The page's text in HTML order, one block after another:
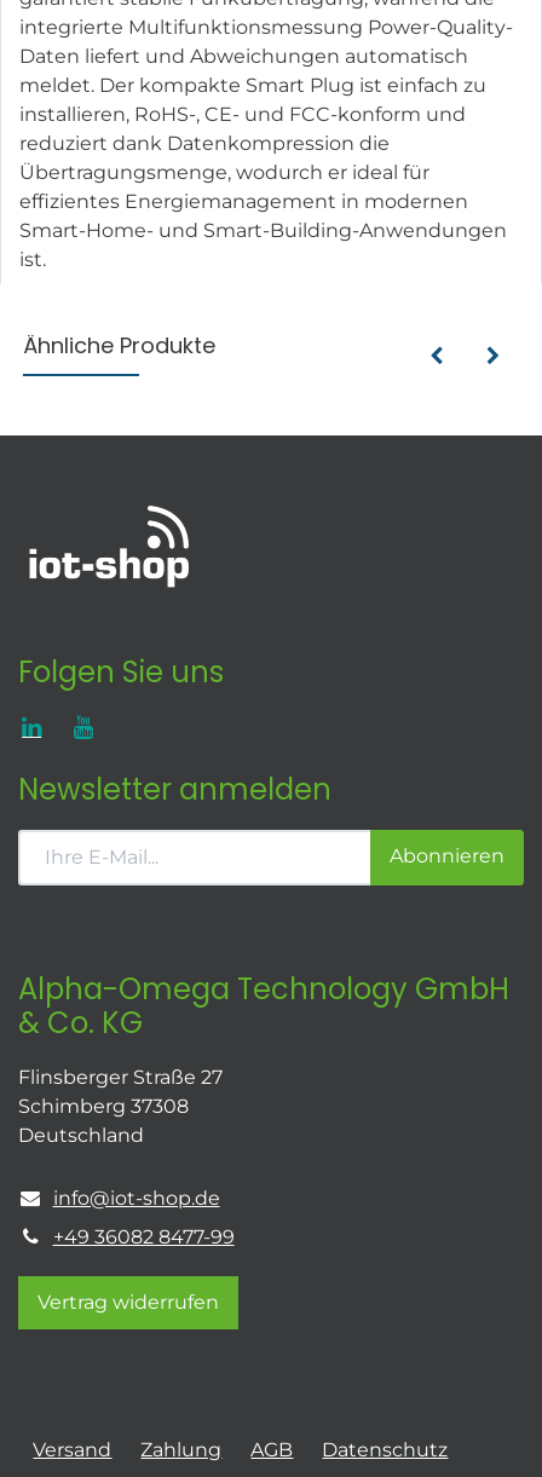
integrierte Multifunktionsmessung Power-Quality-
Daten liefert und Abweichungen automatisch
meldet. Der kompakte Smart Plug ist einfach zu
installieren, RoHS-, CE- und FCC-konform und
reduziert dank Datenkompression die
Übertragungsmenge, wodurch er ideal für
effizientes Energiemanagement in modernen
Smart-Home- und Smart-Building-Anwendungen
ist.
Ähnliche Produkte
Folgen Sie uns
Newsletter anmelden
Abonnieren
Alpha-Omega Technology GmbH
& Co. KG
Flinsberger Straße 27
Schimberg 37308
Deutschland
info@iot-shop.de
+49 36082 8477-99
Vertrag widerrufen
Versand Zahlung AGB Datenschutz